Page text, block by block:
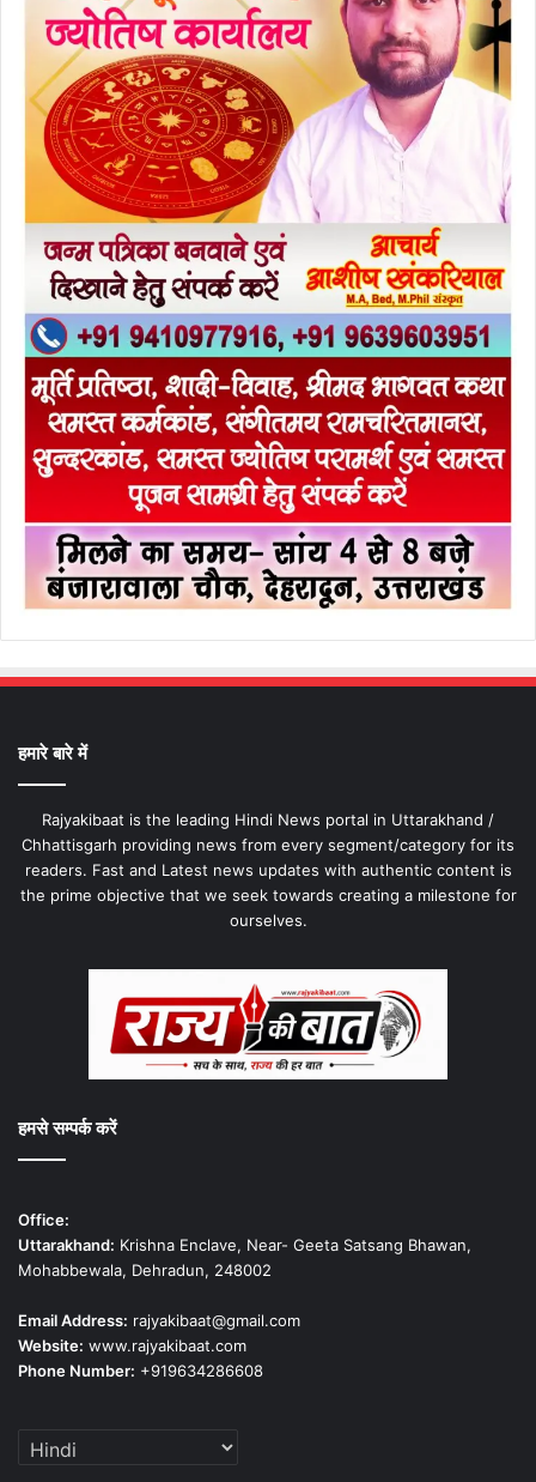
हमारे बारे में
Rajyakibaat is the leading Hindi News portal in Uttarakhand /
Chhattisgarh providing news from every segment/category for its
readers. Fast and Latest news updates with authentic content is
the prime objective that we seek towards creating a milestone for
ourselves.
हमसे सम्पर्क करें
Office:
Uttarakhand: Krishna Enclave, Near- Geeta Satsang Bhawan,
Mohabbewala, Dehradun, 248002
Email Address: rajyakibaat@gmail.com
Website: www.rajyakibaat.com
Phone Number: +919634286608